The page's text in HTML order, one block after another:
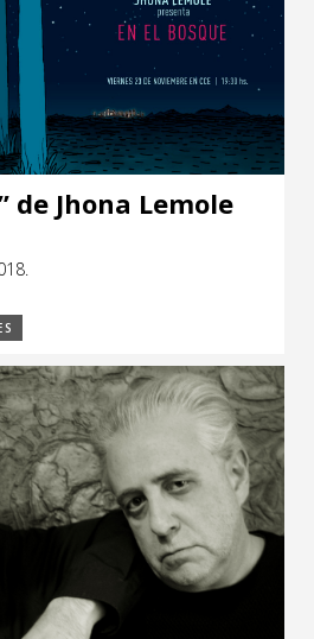
de Jhona Lemole